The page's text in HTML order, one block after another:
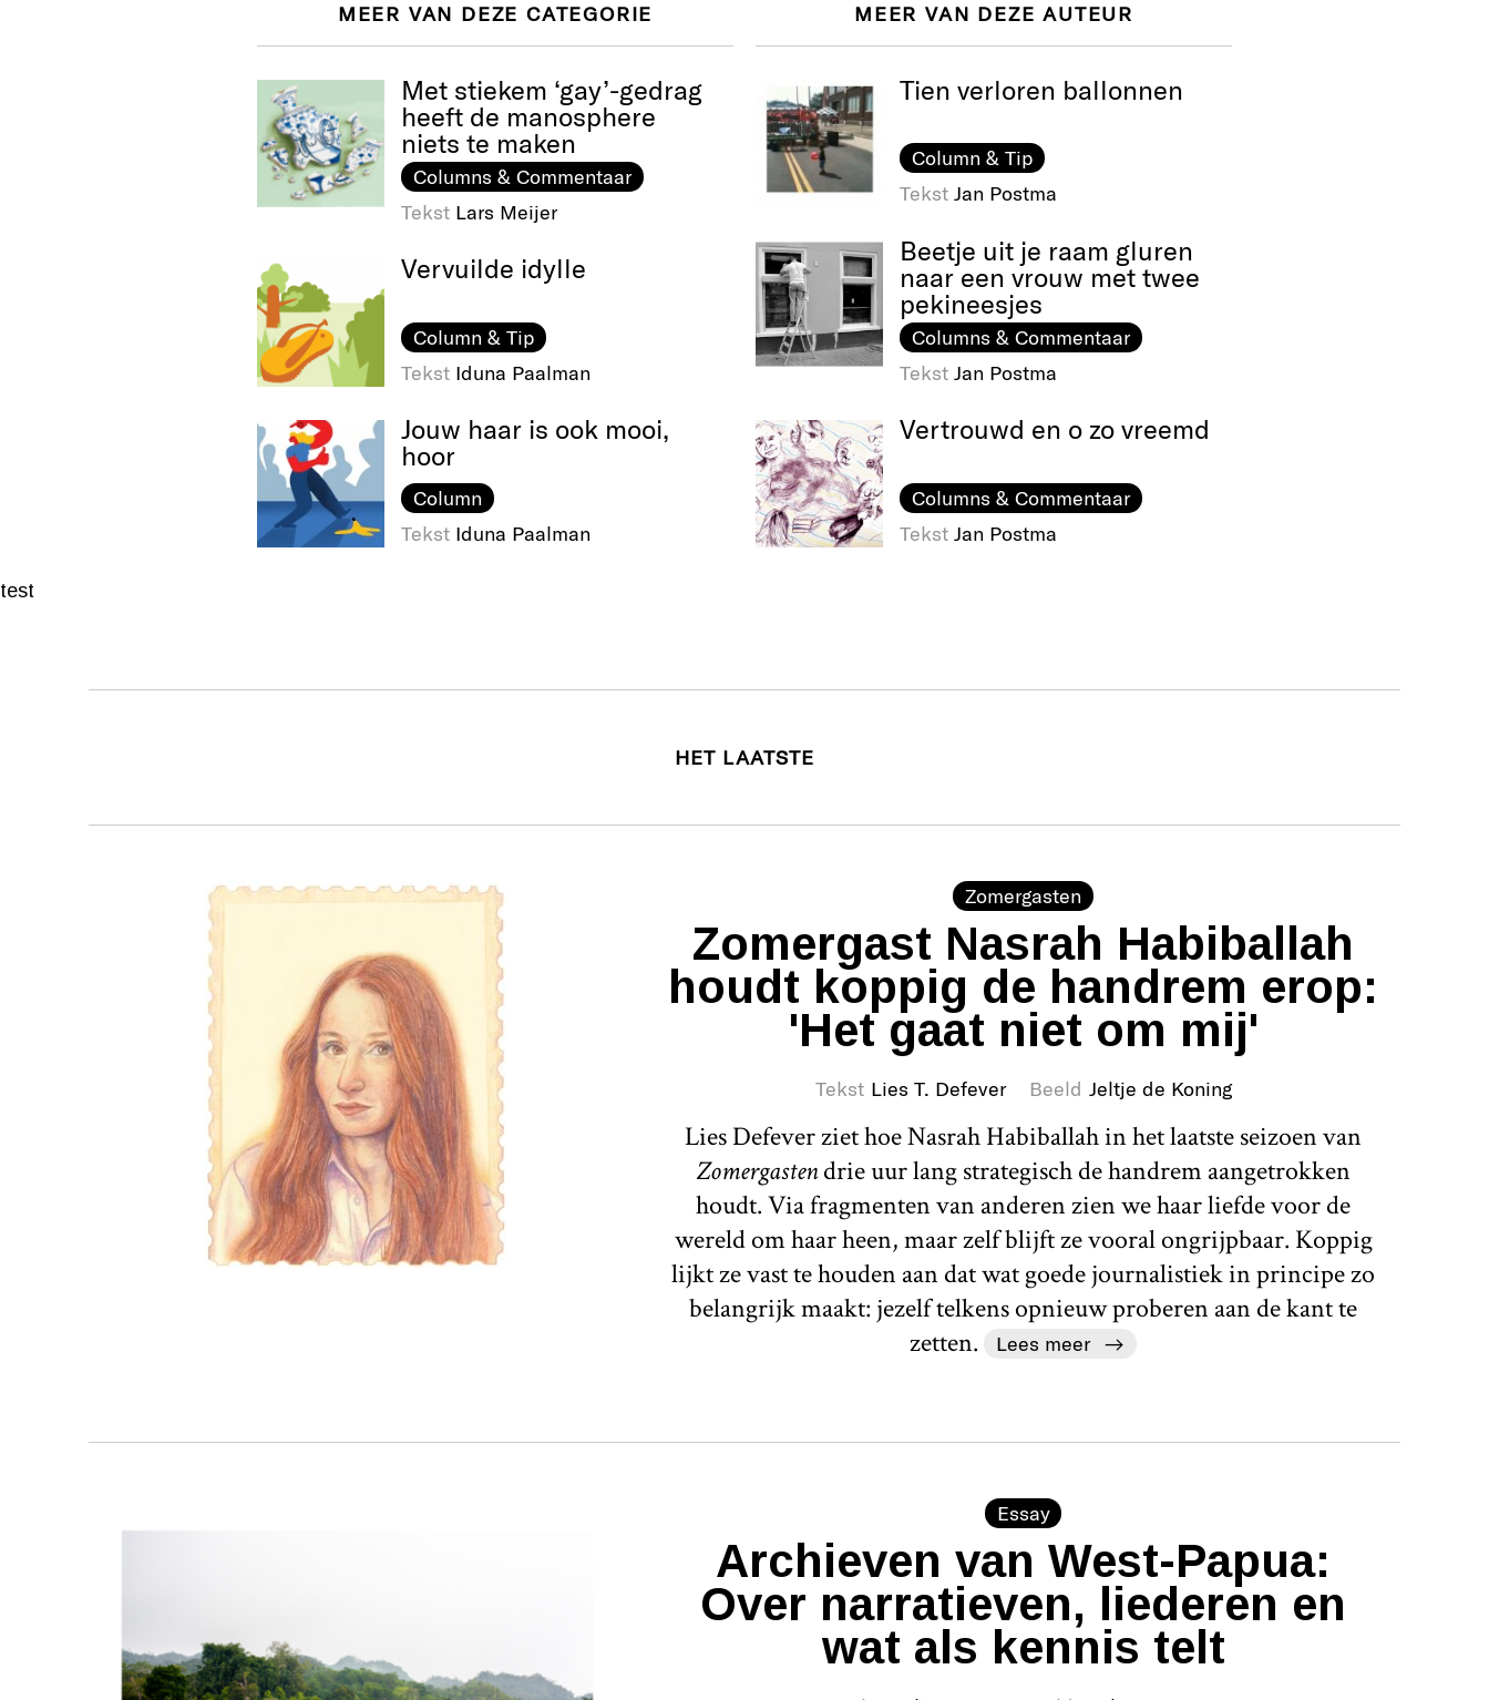
MEER VAN DEZE CATEGORIE
Met stiekem ‘gay’-gedrag
heeft de manosphere
niets te maken
Columns & Commentaar
Tekst Lars Meijer
Vervuilde idylle
Column & Tip
Tekst Iduna Paalman
Jouw haar is ook mooi,
hoor
Column
Tekst Iduna Paalman
MEER VAN DEZE AUTEUR
Tien verloren ballonnen
Column & Tip
TekstJan Postma
Beetje uit je raam gluren
naar een vrouw met twee
pekineesjes
Columns & Commentaar
TekstJan Postma
Vertrouwd en o zo vreemd
Columns & Commentaar
TekstJan Postma
test
HET LAATSTE
Zomergasten
Zomergast Nasrah Habiballah
houdt koppig de handrem erop:
'Het gaat niet om mij'
Tekst Lies T. Defever Beeld Jeltje de Koning
Lies Defever ziet hoe Nasrah Habiballah in het laatste seizoen van
Zomergastendrie uur lang strategisch de handrem aangetrokken
houdt. Via fragmenten van anderen zien we haar liefde voor de
wereld om haar heen, maar zelf blijft ze vooral ongrijpbaar. Koppig
lijkt ze vast te houden aan dat wat goede journalistiek in principe zo
belangrijk maakt: jezelf telkens opnieuw proberen aan de kant te
zetten.
Lees meer
Essay
Archieven van West-Papua:
Over narratieven, liederen en
wat als kennis telt